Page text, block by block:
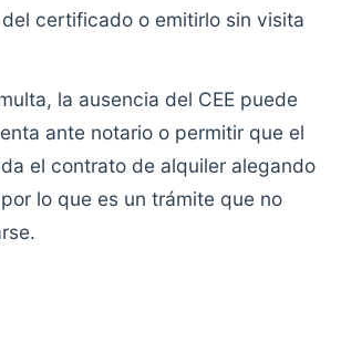
certificado o emitirlo sin visita
la ausencia del CEE puede
ante notario o permitir que el
el contrato de alquiler alegando
lo que es un trámite que no